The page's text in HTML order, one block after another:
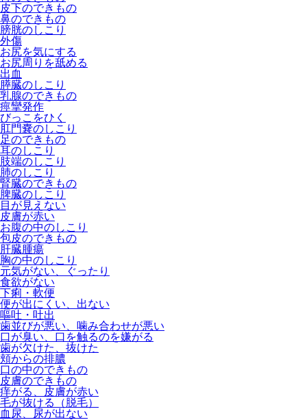
皮下のできもの
鼻のできもの
膀胱のしこり
外傷
お尻を気にする
お尻周りを舐める
出血
膵臓のしこり
乳腺のできもの
痙攣発作
びっこをひく
肛門嚢のしこり
足のできもの
耳のしこり
肢端のしこり
肺のしこり
腎臓のできもの
脾臓のしこり
目が見えない
皮膚が赤い
お腹の中のしこり
包皮のできもの
肝臓腫瘍
胸の中のしこり
元気がない、ぐったり
食欲がない
下痢・軟便
便が出にくい、出ない
嘔吐・吐出
歯並びが悪い、噛み合わせが悪い
口が臭い、口を触るのを嫌がる
歯が欠けた、抜けた
頬からの排膿
口の中のできもの
皮膚のできもの
痒がる、皮膚が赤い
毛が抜ける（脱毛）
血尿、尿が出ない